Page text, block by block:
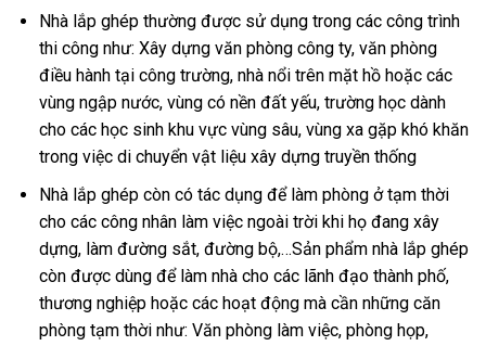
Nhà lắp ghép thường được sử dụng trong các công trình
thi công như: Xây dựng văn phòng công ty, văn phòng
điều hành tại công trường, nhà nổi trên mặt hồ hoặc các
vùng ngập nước, vùng có nền đất yếu, trường học dành
cho các học sinh khu vực vùng sâu, vùng xa gặp khó khăn
trong việc di chuyển vật liệu xây dựng truyền thống
Nhà lắp ghép còn có tác dụng để làm phòng ở tạm thời
cho các công nhân làm việc ngoài trời khi họ đang xây
dựng, làm đường sắt, đường bộ,…Sản phẩm nhà lắp ghép
còn được dùng để làm nhà cho các lãnh đạo thành phố,
thương nghiệp hoặc các hoạt động mà cần những căn
phòng tạm thời như: Văn phòng làm việc, phòng họp,